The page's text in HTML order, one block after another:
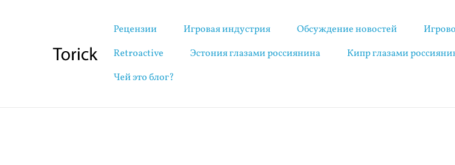
Рецензии Игровая индустрия Обсуждение новостей
Retroactive
Эстония глазами россиянина Кипр глазами
Чей это блог?